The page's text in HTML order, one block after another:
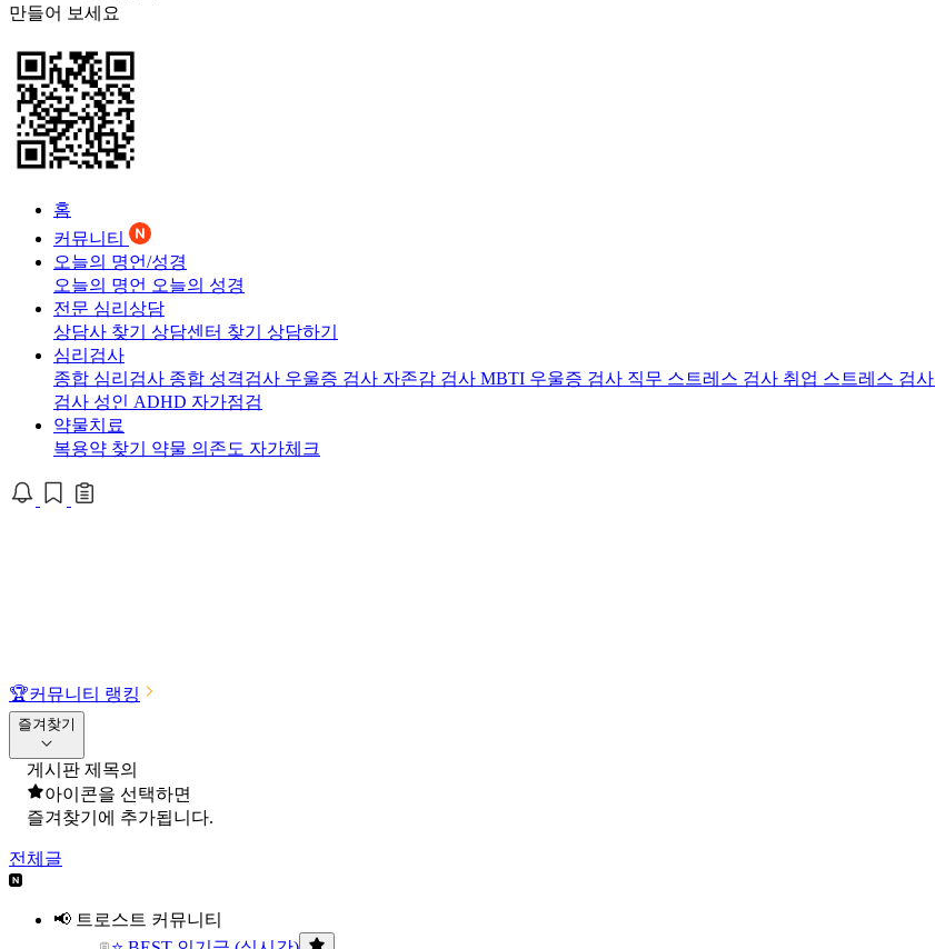
만들어 보세요
홈
커뮤니티
오늘의 명언/성경
오늘의 명언 오늘의 성경
전문 심리상담
상담사 찾기 상담센터 찾기 상담하기
심리검사
종합 심리검사 종합 성격검사 우울증 검사 자존감 검사 MBTI 우울증 검사 직무 스트레스 검사 취업 스트레스 검사
검사 성인 ADHD 자가점검
약물치료
복용약 찾기 약물 의존도 자가체크
🏆커뮤니티 랭킹
즐겨찾기
게시판 제목의
아이콘을 선택하면
즐겨찾기에 추가됩니다.
전체글
📢 트로스트 커뮤니티